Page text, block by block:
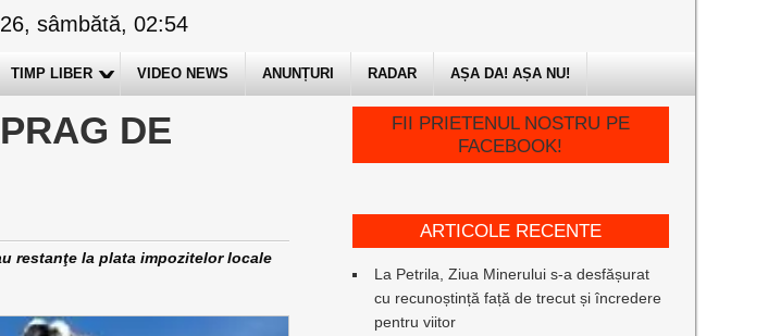
sâmbătă, 02:54
TIMP LIBER VIDEO NEWS ANUNȚURI RADAR AȘA DA! AȘA NU!
DE
restanţe la plata impozitelor locale
FII PRIETENUL NOSTRU PE
FACEBOOK!
ARTICOLE RECENTE
La Petrila, Ziua Minerului s-a desfășurat
cu recunoștință față de trecut și încredere
pentru viitor